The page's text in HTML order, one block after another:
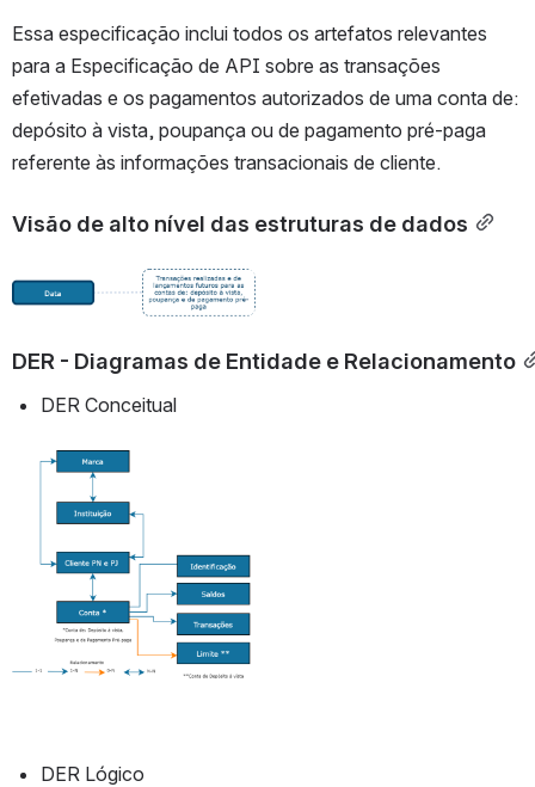
Essa especificação inclui todos os artefatos relevantes
para a Especificação de API sobre as transações
efetivadas e os pagamentos autorizados de uma conta de:
depósito à vista, poupança ou de pagamento pré-paga
referente às informações transacionais de cliente.
Visão de alto nível das estruturas de dados
Abrir
DER - Diagramas de Entidade e Relacionamento
DER Conceitual
Abrir
DER Lógico